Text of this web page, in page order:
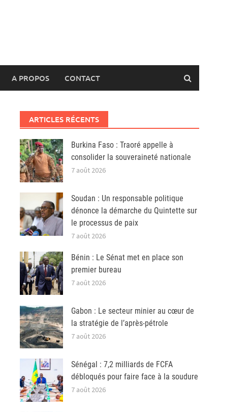
A PROPOS CONTACT
ARTICLES RÉCENTS
Burkina Faso : Traoré appelle à
consolider la souveraineté nationale
7 août 2026
Soudan : Un responsable politique
dénonce la démarche du Quintette sur
le processus de paix
7 août 2026
Bénin : Le Sénat met en place son
premier bureau
7 août 2026
Gabon : Le secteur minier au cœur de
la stratégie de l’après-pétrole
7 août 2026
Sénégal : 7,2 milliards de FCFA
débloqués pour faire face à la soudure
7 août 2026